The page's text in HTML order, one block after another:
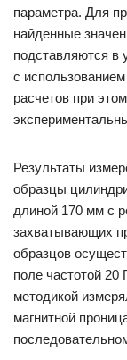
параметра. Для
найденные
подставляются в
с
расчетов при
Результаты
образцы
длиной 170 мм с
захватывающих
образцов
поле частотой
методикой
магнитной